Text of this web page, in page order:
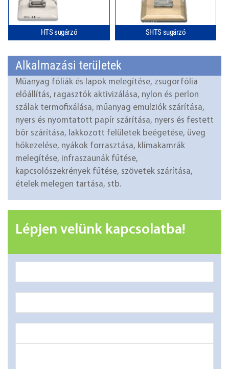
HTS sugárzó SHTS sugárzó
Alkalmazási területek
Műanyag fóliák és lapok melegítése, zsugorfólia
előállítás, ragasztók aktivizálása, nylon és perlon
szálak termofixálása, műanyag emulziók szárítása,
nyers és nyomtatott papír szárítása, nyers és festett
bőr szárítása, lakkozott felületek beégetése, üveg
hőkezelése, nyákok forrasztása, klímakamrák
melegítése, infraszaunák fűtése,
kapcsolószekrények fűtése, szövetek szárítása,
ételek melegen tartása, stb.
Lépjen velünk kapcsolatba!